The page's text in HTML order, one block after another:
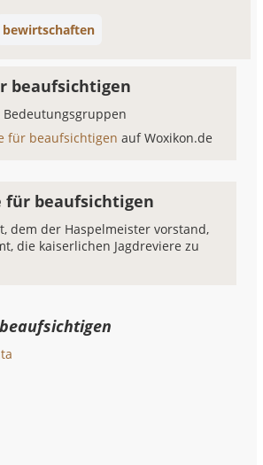
bewirtschaften
beaufsichtigen
Bedeutungsgruppen
für beaufsichtigenauf Woxikon.de
für beaufsichtigen
dem der Haspelmeister vorstand,
die kaiserlichen Jagdreviere zu
beaufsichtigen